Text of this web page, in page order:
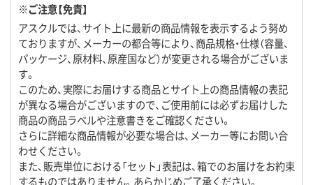
※ご注意【免責】
アスクルでは、サイト上に最新の商品情報を表示するよう努め
ておりますが、メーカーの都合等により、商品規格・仕様（容量、
パッケージ、原材料、原産国など）が変更される場合がございま
す。
このため、実際にお届けする商品とサイト上の商品情報の表記
が異なる場合がございますので、ご使用前には必ずお届けした
商品の商品ラベルや注意書きをご確認ください。
さらに詳細な商品情報が必要な場合は、メーカー等にお問い合
わせください。
また、販売単位における「セット」表記は、箱でのお届けをお約束
するものではありません。あらかじめご了承ください。